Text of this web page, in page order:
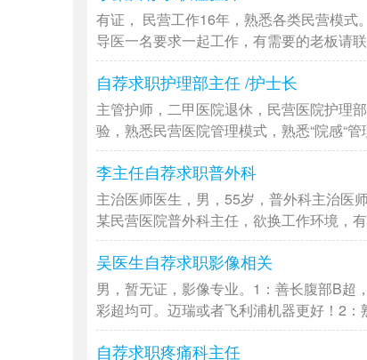
有证， 民营工作16年，熟悉各类民营模
导医一名要求一起工作，有需要的老板请
自荐求职护理部主任 /护士长
主管护师，二甲医院退休，民营医院护理
验，熟悉民营医院管理模式，熟悉“院感“
李主任自荐求职普外科
主治医师医生，男，55岁，普外科主治医
某民营医院普外科主任，欲换工作环境，
吴医生自荐求职影像相关
男，暂无证，影像专业。1：善长腹部B超
彩超均可。迈瑞或者飞利浦机器更好！2
自荐求职疼痛科主任